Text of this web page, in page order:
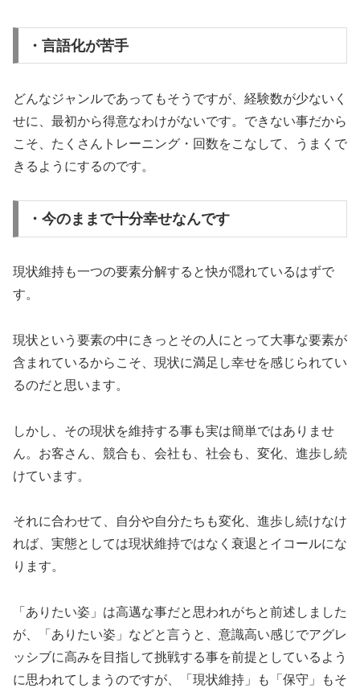
・言語化が苦手
どんなジャンルであってもそうですが、経験数が少ないく
せに、最初から得意なわけがないです。できない事だから
こそ、たくさんトレーニング・回数をこなして、うまくで
きるようにするのです。
・今のままで十分幸せなんです
現状維持も一つの要素分解すると快が隠れているはずで
す。
現状という要素の中にきっとその人にとって大事な要素が
含まれているからこそ、現状に満足し幸せを感じられてい
るのだと思います。
しかし、その現状を維持する事も実は簡単ではありませ
ん。お客さん、競合も、会社も、社会も、変化、進歩し続
けています。
それに合わせて、自分や自分たちも変化、進歩し続けなけ
れば、実態としては現状維持ではなく衰退とイコールにな
ります。
「ありたい姿」は高邁な事だと思われがちと前述しました
が、「ありたい姿」などと言うと、意識高い感じでアグレ
ッシブに高みを目指して挑戦する事を前提としているよう
に思われてしまうのですが、「現状維持」も「保守」もそ